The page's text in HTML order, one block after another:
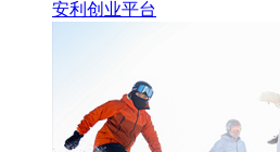
安利创业平台